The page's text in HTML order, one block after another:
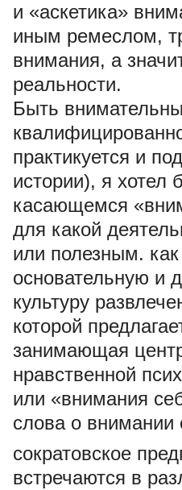
и «аскетика»
иным ремеслом,
внимания, а
реальности.
Быть
практикуется и
истории), я хотел
касающемся
для какой
или полезным.
основательную и
культуру
которой
занимающая
нравственной
или «внимания
слова о
сократовское
встречаются в